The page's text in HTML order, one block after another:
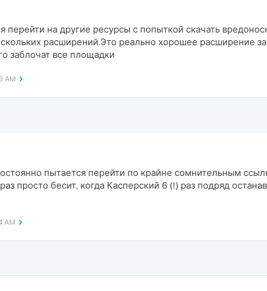
на другие ресурсы с попыткой скачать
расширений.Это реально хорошее расширение
заблочат все площадки
AM
пытается перейти по крайне сомнительным
просто бесит, когда Касперский 6 (!) раз подряд
AM